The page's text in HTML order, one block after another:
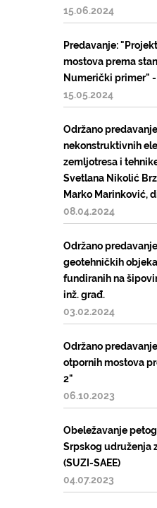
15.06.2024
Predavanje:
mostova prema
Numerički primer"
15.05.2024
Održano
nekonstruktivnih
zemljotresa i
Svetlana Nikolić
Marko Marinković,
08.04.2024
Održano
geotehničkih
fundiranih na
inž. građ.
03.02.2024
Održano
otpornih mostova
2"
06.10.2023
Obeležavanje
Srpskog udruženja
(SUZI-SAEE)
04.07.2023